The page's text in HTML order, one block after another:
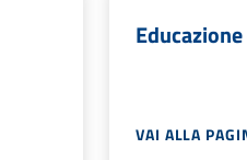
VAI ALLA